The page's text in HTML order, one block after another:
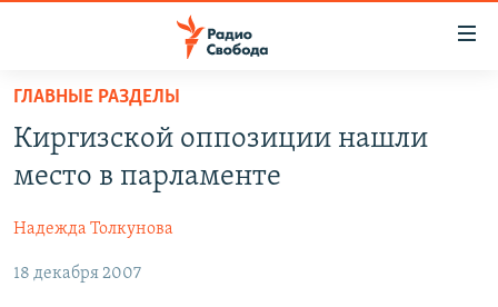
упрощенного
доступа
основному
Вернутся
ПОДКАСТЫ
АВТОРСКИЕ ПРОЕКТЫ
ЦИТАТЫ СВОБОДЫ
МНЕНИЯ
ГЛАВНЫЕ РАЗДЕЛЫ
Киргизской оппозиции нашли
место в парламенте
Надежда Толкунова
18 декабря 2007